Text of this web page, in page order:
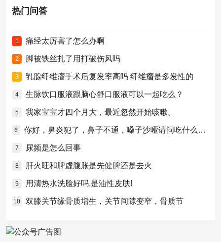
热门问答
1 痛经太厉害了怎么办啊
2 脚被铁丝扎了用打破伤风吗
3 乳腺纤维瘤手术后复发率高吗 纤维瘤是多发性的
4 生脉饮口服液跟脑心舒口服液可以一起吃么？
5 我家宝宝才四个月大，最近忽然开始咳嗽。
6 你好，鼻炎犯了，鼻子不通，嗓子沙哑请问吃什么药比较好？
7 尿频是怎么回事
8 肝火旺和脾虚腹胀是先健脾还是去火
9 用清热水洗脸好吗,是油性皮肤!
10 双膝关节缘骨质增生，关节间隙变窄，骨质节